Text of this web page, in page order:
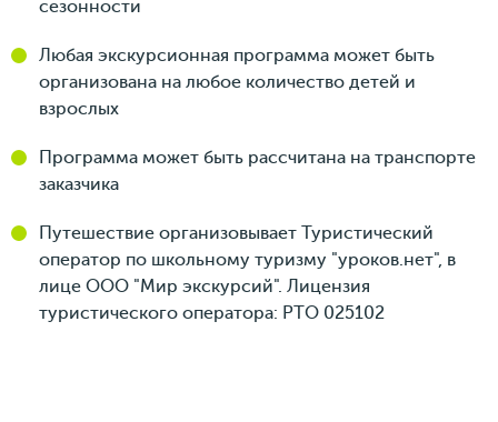
сезонности
Любая экскурсионная программа может быть
организована на любое количество детей и
взрослых
Программа может быть рассчитана на транспорте
заказчика
Путешествие организовывает Туристический
оператор по школьному туризму "уроков.нет", в
лице ООО "Мир экскурсий". Лицензия
туристического оператора: РТО 025102